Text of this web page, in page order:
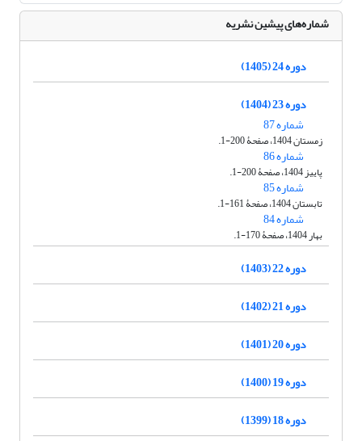
شماره‌های پیشین نشریه
دوره 24 (1405)
دوره 23 (1404)
شماره 87
زمستان 1404، صفحۀ 200-1.
شماره 86
پاییز 1404، صفحۀ 200-1.
شماره 85
تابستان 1404، صفحۀ 161-1.
شماره 84
بهار 1404، صفحۀ 170-1.
دوره 22 (1403)
دوره 21 (1402)
دوره 20 (1401)
دوره 19 (1400)
دوره 18 (1399)